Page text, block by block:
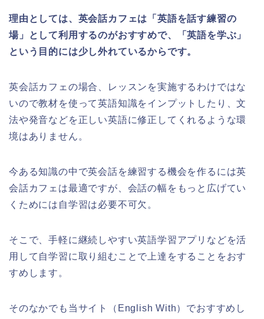
理由としては、英会話カフェは「英語を話す練習の
場」として利用するのがおすすめで、「英語を学ぶ」
という目的には少し外れているからです。
英会話カフェの場合、レッスンを実施するわけではな
いので教材を使って英語知識をインプットしたり、文
法や発音などを正しい英語に修正してくれるような環
境はありません。
今ある知識の中で英会話を練習する機会を作るには英
会話カフェは最適ですが、会話の幅をもっと広げてい
くためには自学習は必要不可欠。
そこで、手軽に継続しやすい英語学習アプリなどを活
用して自学習に取り組むことで上達をすることをおす
すめします。
そのなかでも当サイト（English With）でおすすめし